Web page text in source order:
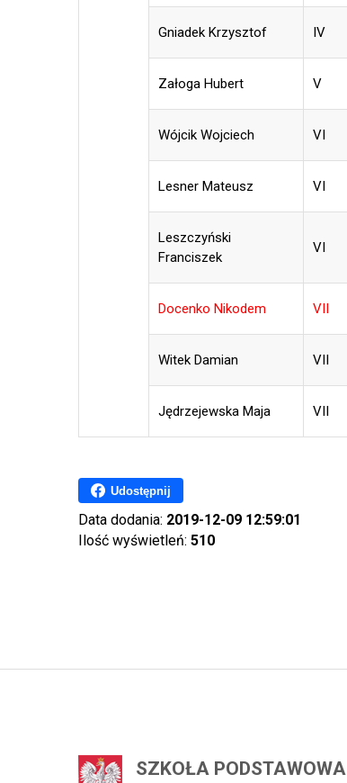
Gniadek Krzysztof IV
Załoga Hubert V
Wójcik Wojciech VI
Lesner Mateusz VI
Leszczyński
Franciszek
VI
Docenko Nikodem VII
Witek Damian VII
Jędrzejewska Maja VII
Udostępnij
Data dodania: 2019-12-09 12:59:01
Ilość wyświetleń: 510
SZKOŁA PODSTAWOWA